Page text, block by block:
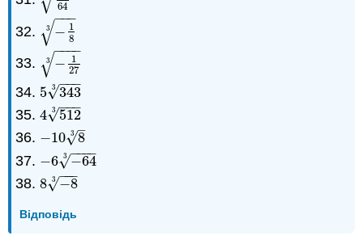
64
− 1
8
−−
−
√
3
−18 3
− 1
27
− −
−−
√
3
−1273
5 343
−−
−
√
3
53433
4 512
−−
−
√
3
45123
−10 8
–
√
3
−1083
−6 −64
− −
−−
√
3
−6−643
8 −8
−−
−
√
3
8−83
Відповідь